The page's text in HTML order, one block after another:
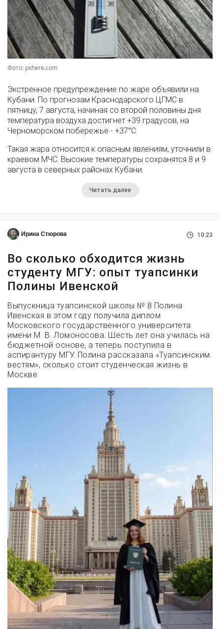
Фото: pxhere.com
Экстренное предупреждение по жаре объявили на
Кубани. По прогнозам Краснодарского ЦГМС в
пятницу, 7 августа, начиная со второй половины дня
температура воздуха достигнет +39 градусов, на
Черноморском побережье - +37°­С.
Такая жара относится к опасным явлениям, уточнили в
краевом МЧС. Высокие температуры сохранятся 8 и 9
августа в северных районах Кубани.
Читать далее
Ирина Стюрова 10:23
Во сколько обходится жизнь
студенту МГУ: опыт туапсинки
Полины Ивенской
Выпускница туапсинской школы № 8 Полина
Ивенская в этом году получила диплом
Московского государственного университета
имени М. В. Ломоносова. Шесть лет она училась на
бюджетной основе, а теперь поступила в
аспирантуру МГУ. Полина рассказала «Туапсинским
вестям», сколько стоит студенческая жизнь в
Москве.